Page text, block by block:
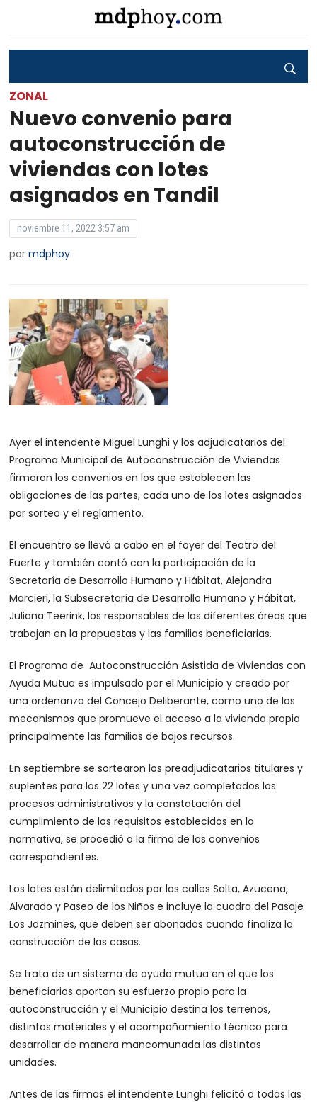
ZONAL
Nuevo convenio para
autoconstrucción de
viviendas con lotes
asignados en Tandil
noviembre 11, 2022 3:57 am
pormdphoy
Ayer el intendente Miguel Lunghi y los adjudicatarios del
Programa Municipal de Autoconstrucción de Viviendas
firmaron los convenios en los que establecen las
obligaciones de las partes, cada uno de los lotes asignados
por sorteo y el reglamento.
El encuentro se llevó a cabo en el foyer del Teatro del
Fuerte y también contó con la participación de la
Secretaría de Desarrollo Humano y Hábitat, Alejandra
Marcieri, la Subsecretaría de Desarrollo Humano y Hábitat,
Juliana Teerink, los responsables de las diferentes áreas que
trabajan en la propuestas y las familias beneficiarias.
El Programa de Autoconstrucción Asistida de Viviendas con
Ayuda Mutua es impulsado por el Municipio y creado por
una ordenanza del Concejo Deliberante, como uno de los
mecanismos que promueve el acceso a la vivienda propia
principalmente las familias de bajos recursos.
En septiembre se sortearon los preadjudicatarios titulares y
suplentes para los 22 lotes y una vez completados los
procesos administrativos y la constatación del
cumplimiento de los requisitos establecidos en la
normativa, se procedió a la firma de los convenios
correspondientes.
Los lotes están delimitados por las calles Salta, Azucena,
Alvarado y Paseo de los Niños e incluye la cuadra del Pasaje
Los Jazmines, que deben ser abonados cuando finaliza la
construcción de las casas.
Se trata de un sistema de ayuda mutua en el que los
beneficiarios aportan su esfuerzo propio para la
autoconstrucción y el Municipio destina los terrenos,
distintos materiales y el acompañamiento técnico para
desarrollar de manera mancomunada las distintas
unidades.
Antes de las firmas el intendente Lunghi felicitó a todas las